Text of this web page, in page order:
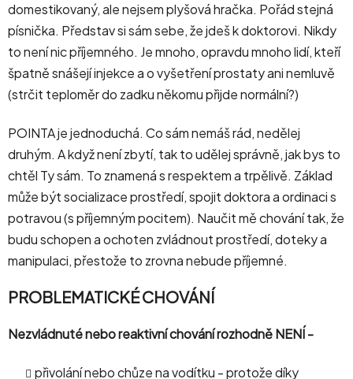
domestikovaný, ale nejsem plyšová hračka. Pořád stejná
písnička. Představ si sám sebe, že jdeš k doktorovi. Nikdy
to není nic příjemného. Je mnoho, opravdu mnoho lidí, kteří
špatně snášejí injekce a o vyšetření prostaty ani nemluvě
(strčit teploměr do zadku někomu přijde normální?)
POINTA je jednoduchá. Co sám nemáš rád, nedělej
druhým. A když není zbytí, tak to udělej správně, jak bys to
chtěl Ty sám. To znamená s respektem a trpělivě. Základ
může být socializace prostředí, spojit doktora a ordinaci s
potravou (s příjemným pocitem). Naučit mě chování tak, že
budu schopen a ochoten zvládnout prostředí, doteky a
manipulaci, přestože to zrovna nebude příjemné.
PROBLEMATICKÉ CHOVÁNÍ
Nezvládnuté nebo reaktivní chování rozhodně NENÍ -
přivolání nebo chůze na vodítku - protože díky